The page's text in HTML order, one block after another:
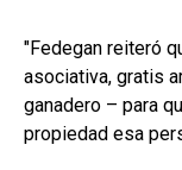
"Fedegan reiteró
asociativa, gratis
ganadero – para
propiedad esa